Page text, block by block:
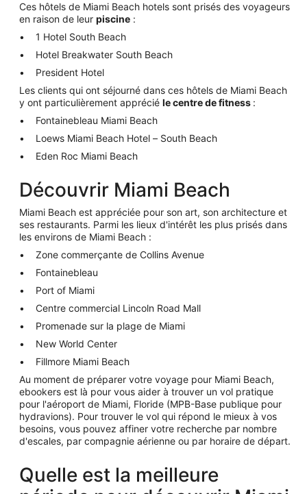
Ces hôtels de Miami Beach hotels sont prisés des voyageurs
en raison de leur piscine :
1 Hotel South Beach
Hotel Breakwater South Beach
President Hotel
Les clients qui ont séjourné dans ces hôtels de Miami Beach
y ont particulièrement apprécié le centre de fitness :
Fontainebleau Miami Beach
Loews Miami Beach Hotel – South Beach
Eden Roc Miami Beach
Découvrir Miami Beach
Miami Beach est appréciée pour son art, son architecture et
ses restaurants. Parmi les lieux d'intérêt les plus prisés dans
les environs de Miami Beach :
Zone commerçante de Collins Avenue
Fontainebleau
Port of Miami
Centre commercial Lincoln Road Mall
Promenade sur la plage de Miami
New World Center
Fillmore Miami Beach
Au moment de préparer votre voyage pour Miami Beach,
ebookers est là pour vous aider à trouver un vol pratique
pour l'aéroport de Miami, Floride (MPB-Base publique pour
hydravions). Pour trouver le vol qui répond le mieux à vos
besoins, vous pouvez affiner votre recherche par nombre
d'escales, par compagnie aérienne ou par horaire de départ.
Quelle est la meilleure